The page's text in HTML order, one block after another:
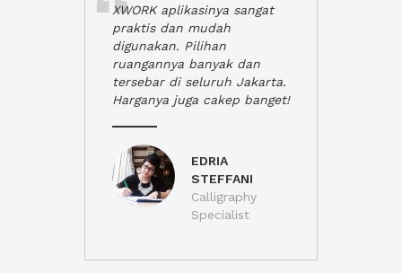
XWORK aplikasinya sangat
praktis dan mudah
digunakan. Pilihan
ruangannya banyak dan
tersebar di seluruh Jakarta.
Harganya juga cakep banget!
EDRIA
STEFFANI
Calligraphy
Specialist